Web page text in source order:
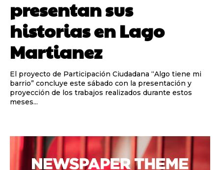
presentan sus
historias en Lago
Martianez
El proyecto de Participación Ciudadana “Algo tiene mi
barrio” concluye este sábado con la presentación y
proyección de los trabajos realizados durante estos
meses...